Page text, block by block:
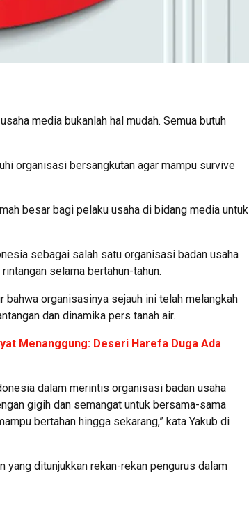
media bukanlah hal mudah. Semua butuh
organisasi bersangkutan agar mampu survive
besar bagi pelaku usaha di bidang media untuk
sebagai salah satu organisasi badan usaha
selama bertahun-tahun.
bahwa organisasinya sejauh ini telah melangkah
dan dinamika pers tanah air.
Menanggung: Deseri Harefa Duga Ada
dalam merintis organisasi badan usaha
gigih dan semangat untuk bersama-sama
bertahan hingga sekarang,” kata Yakub di
yang ditunjukkan rekan-rekan pengurus dalam